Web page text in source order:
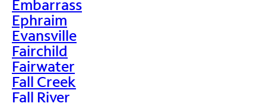
Embarrass
Ephraim
Evansville
Fairchild
Fairwater
Fall Creek
Fall River